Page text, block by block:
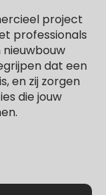
project
professionals
dat een
en zij zorgen
die jouw